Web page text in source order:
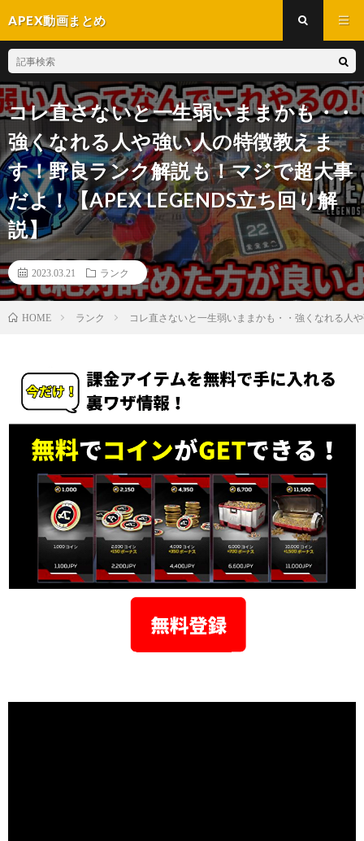
APEX動画まとめ
コレ直さないと一生弱いままかも・・
強くなれる人や強い人の特徴教えま
す！野良ランク解説も！マジで超大事
だよ！【APEX LEGENDS立ち回り解
説】
2023.03.21 ランク
HOME ランク コレ直さないと一生弱いままかも・・強くなれる人